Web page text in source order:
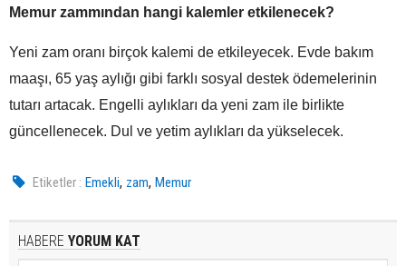
Memur zammından hangi kalemler etkilenecek?
Yeni zam oranı birçok kalemi de etkileyecek. Evde bakım
maaşı, 65 yaş aylığı gibi farklı sosyal destek ödemelerinin
tutarı artacak. Engelli aylıkları da yeni zam ile birlikte
güncellenecek. Dul ve yetim aylıkları da yükselecek.
Etiketler : Emekli, zam,Memur
HABERE YORUM KAT